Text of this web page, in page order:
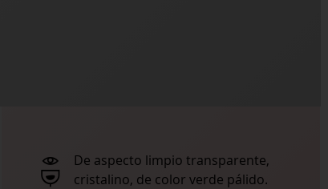
De aspecto limpio transparente,
cristalino, de color verde pálido.